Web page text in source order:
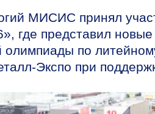
МИСИС принял
где представил
олимпиады по
Экспо при